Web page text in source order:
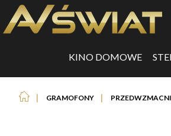
KINO DOMOWE
❘ GRAMOFONY ❘